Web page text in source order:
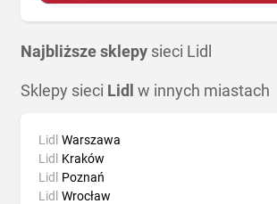
Najbliższe sklepy sieci Lidl
Sklepy sieci Lidl w innych miastach
Lidl Warszawa
Lidl Kraków
Lidl Poznań
Lidl Wrocław